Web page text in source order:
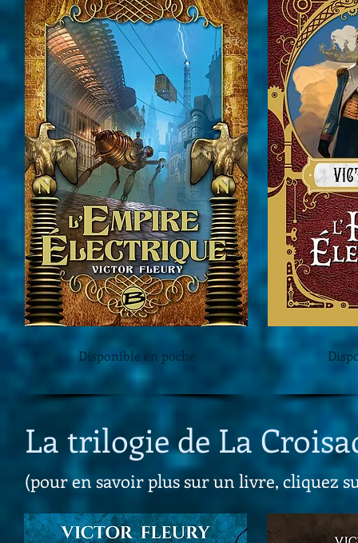
Disponible en poche
La trilogie de La
(pour en savoir plus sur un livre, cliquez